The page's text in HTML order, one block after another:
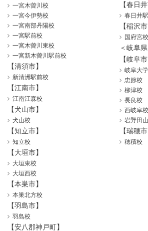
一宮木曽川校
一宮今伊勢校
一宮南部丹陽校
一宮駅前校
一宮木曽川東校
一宮新木曽川駅前校
【清須市】
新清洲駅前校
【江南市】
江南江森校
【犬山市】
犬山校
【知立市】
知立校
【春日井
春日井
【稲沢市
国府宮校
＜岐阜県
【岐阜市
岐阜大
忠節校
柳津校
長良校
西岐阜校
岩野田
【瑞穂市
穂積校
【大垣市】
大垣東校
大垣西校
【本巣市】
本巣北方校
【羽島市】
羽島校
【安八郡神戸町】